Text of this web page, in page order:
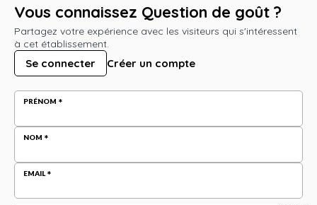
Vous connaissez Question de goût ?
Partagez votre expérience avec les visiteurs qui s'intéressent
à cet établissement.
Se connecter Créer un compte
PRÉNOM
NOM
EMAIL